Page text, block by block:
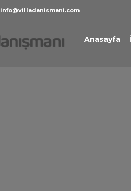
info@villadanismani.com
Anasayfa